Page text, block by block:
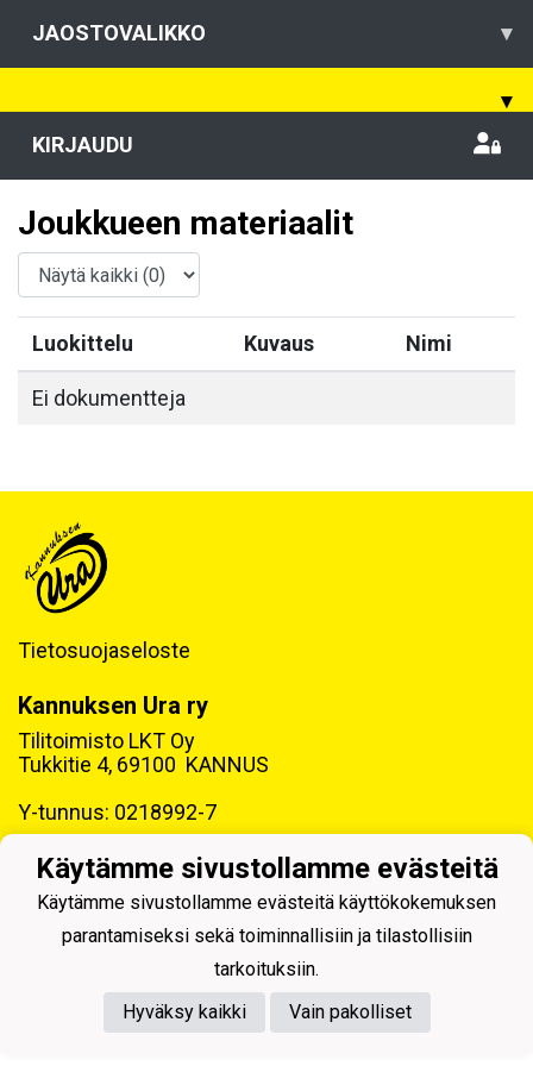
JAOSTOVALIKKO ▾
▾
KIRJAUDU
Joukkueen materiaalit
Luokittelu Kuvaus Nimi
Ei dokumentteja
Tietosuojaseloste
Kannuksen Ura ry
Tilitoimisto LKT Oy
Tukkitie 4, 69100 KANNUS
Y-tunnus: 0218992-7
Käytämme sivustollamme evästeitä
Käytämme sivustollamme evästeitä käyttökokemuksen
parantamiseksi sekä toiminnallisiin ja tilastollisiin
tarkoituksiin.
Hyväksy kaikki
Vain pakolliset